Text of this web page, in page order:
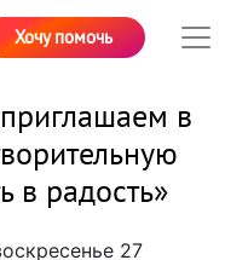
Хочу помочь
в
в радость»
27